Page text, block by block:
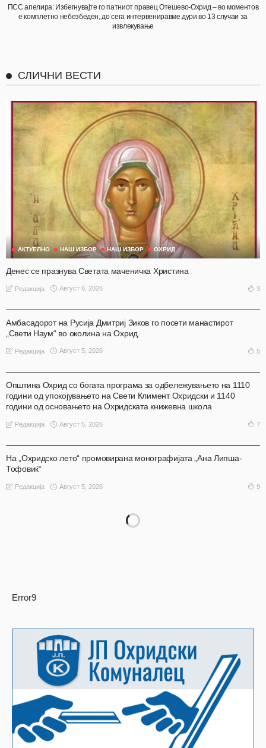
ПСС апелира: Избегнувајте го патниот правец Отешево-Охрид – во моментов
е комплетно небезбеден, до сега интервениравме дури во 13 случаи за
извлекување
СЛИЧНИ ВЕСТИ
АКТУЕЛНО НАШ ИЗБОР НАШ ИЗБОР ОХРИД
Денес се празнува Светата маченичка Христина
Редакција Август 6, 2026 3
Амбасадорот на Русија Дмитриј Зиков го посети манастирот
„Свети Наум“ во околина на Охрид.
Редакција Август 5, 2026 5
Општина Охрид со богата програма за одбележувањето на 1110
години од упокојувањето на Свети Климент Охридски и 1140
години од основањето на Охридската книжевна школа
Редакција Август 5, 2026 7
На „Охридско лето“ промовирана монографијата „Ана Липша-
Тофовиќ“
Редакција Август 5, 2026 9
Error9